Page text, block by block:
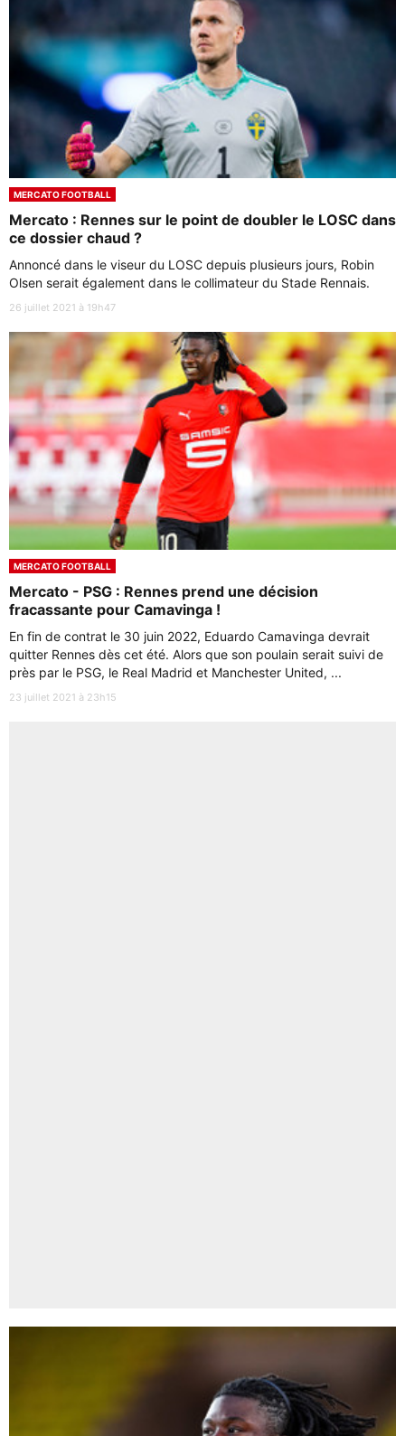
MERCATO FOOTBALL
Mercato : Rennes sur le point de doubler le LOSC dans
ce dossier chaud ?
Annoncé dans le viseur du LOSC depuis plusieurs jours, Robin
Olsen serait également dans le collimateur du Stade Rennais.
26 juillet 2021 à 19h47
MERCATO FOOTBALL
Mercato - PSG : Rennes prend une décision
fracassante pour Camavinga !
En fin de contrat le 30 juin 2022, Eduardo Camavinga devrait
quitter Rennes dès cet été. Alors que son poulain serait suivi de
près par le PSG, le Real Madrid et Manchester United, ...
23 juillet 2021 à 23h15